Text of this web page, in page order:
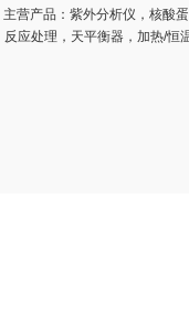
主营产品： 紫外分析仪，核酸
反应处理，天平衡器，加热/恒